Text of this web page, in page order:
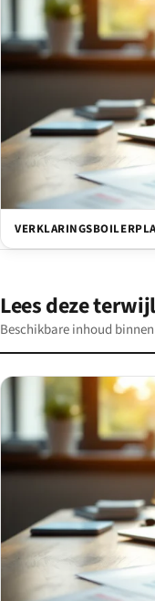
Lees deze
Beschikbare inhoud